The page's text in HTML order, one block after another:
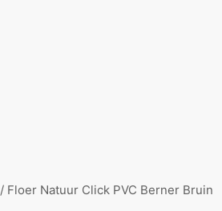
/ Floer Natuur Click PVC Berner Bruin